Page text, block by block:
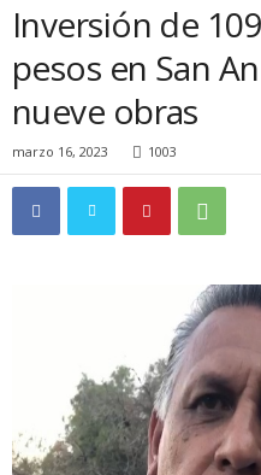
Inversión de
pesos en San
nueve obras
marzo 16, 2023 1003